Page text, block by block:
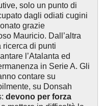
solo un punto di
dagli odiati cugini
grazie
Mauricio. Dall’altra
ricerca di punti
l’Atalanta ed
in Serie A. Gli
contare su
su Donsah
devono per forza